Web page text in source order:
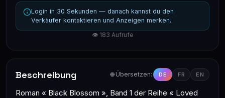
Login in 30 Sekunden — danach kannst du den
Verkäufer kontaktieren und Anzeigen merken.
👁 183 Aufrufe
Beschreibung 🌐 Übersetzen: DE FR EN
Roman « Black Blossom », Band 1 der Reihe « Loved